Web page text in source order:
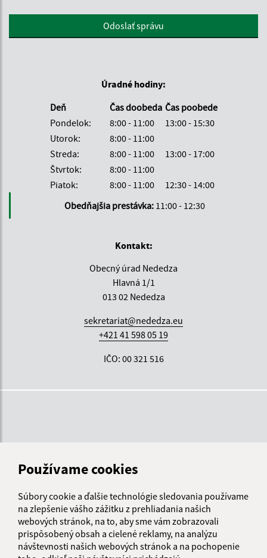
Používame cookies
Súbory cookie a ďalšie technológie sledovania používame
na zlepšenie vášho zážitku z prehliadania našich
webových stránok, na to, aby sme vám zobrazovali
prispôsobený obsah a cielené reklamy, na analýzu
návštevnosti našich webových stránok a na pochopenie
Google reCaptcha ResponseOdoslať správu
Úradné hodiny:
Deň
Čas doobeda Čas poobede
Pondelok:
8:00 - 11:00
13:00 - 15:30
Utorok:
8:00 - 11:00
Streda:
8:00 - 11:00
13:00 - 17:00
Štvrtok:
8:00 - 11:00
Piatok:
8:00 - 11:00
12:30 - 14:00
Obedňajšia prestávka: 11:00 - 12:30
Kontakt:
Obecný úrad Nededza
Hlavná 1/1
013 02 Nededza
sekretariat@nededza.eu
+421 41 598 05 19
IČO: 00 321 516